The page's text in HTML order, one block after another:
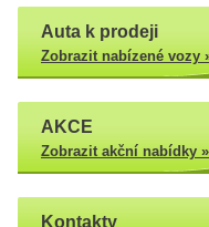
Auta k prodeji
Zobrazit nabízené vozy
AKCE
Zobrazit akční nabídky »
Kontakty